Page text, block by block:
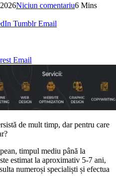
Niciun comentariu6 Mins
Tumblr Email
Email
de mult timp, dar pentru care
timpul mediu până la
estimat la aproximativ 5-7 ani,
numeroși specialiști și efectua